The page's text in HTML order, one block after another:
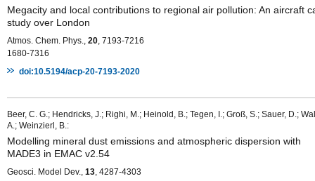
Megacity and local contributions to regional air pollution: An aircraft
study over London
Atmos. Chem. Phys., 20 , 7193-7216
1680-7316
doi:10.5194/acp-20-7193-2020
Beer, C. G.; Hendricks, J.; Righi, M.; Heinold, B.; Tegen, I.; Groß, S.; Sauer, D.;
A.; Weinzierl, B.:
Modelling mineral dust emissions and atmospheric dispersion with
MADE3 in EMAC v2.54
Geosci. Model Dev., 13 , 4287-4303